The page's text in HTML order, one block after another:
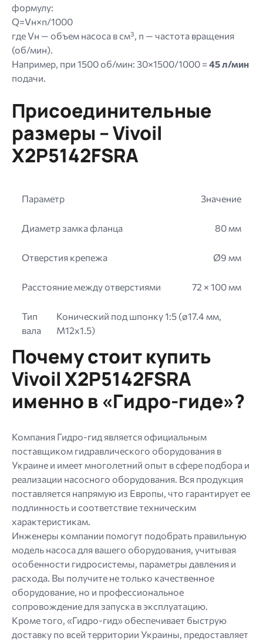
формулу:
Q=Vн×n/1000
где Vн — объем насоса в см³, n — частота вращения
(об/мин).
Например, при 1500 об/мин: 30×1500/1000 = 45 л/мин
подачи.
Присоединительные
размеры – Vivoil
X2P5142FSRA
Параметр Значение
Диаметр замка фланца 80 мм
Отверстия крепежа Ø9 мм
Расстояние между отверстиями 72 × 100 мм
Тип
вала
Конический под шпонку 1:5 (ø17.4 мм,
M12x1.5)
Почему стоит купить
Vivoil X2P5142FSRA
именно в «Гидро-гиде»?
Компания Гидро-гид является официальным
поставщиком гидравлического оборудования в
Украине и имеет многолетний опыт в сфере подбора и
реализации насосного оборудования. Вся продукция
поставляется напрямую из Европы, что гарантирует ее
подлинность и соответствие техническим
характеристикам.
Инженеры компании помогут подобрать правильную
модель насоса для вашего оборудования, учитывая
особенности гидросистемы, параметры давления и
расхода. Вы получите не только качественное
оборудование, но и профессиональное
сопровождение для запуска в эксплуатацию.
Кроме того, «Гидро-гид» обеспечивает быструю
доставку по всей территории Украины, предоставляет